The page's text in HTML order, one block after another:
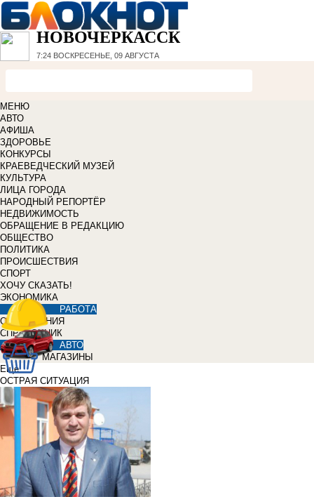
НОВОЧЕРКАССК
7:24 ВОСКРЕСЕНЬЕ, 09 АВГУСТА
МЕНЮ
АВТО
АФИША
ЗДОРОВЬЕ
КОНКУРСЫ
КРАЕВЕДЧЕСКИЙ МУЗЕЙ
КУЛЬТУРА
ЛИЦА ГОРОДА
НАРОДНЫЙ РЕПОРТЁР
НЕДВИЖИМОСТЬ
ОБРАЩЕНИЕ В РЕДАКЦИЮ
ОБЩЕСТВО
ПОЛИТИКА
ПРОИСШЕСТВИЯ
СПОРТ
ХОЧУ СКАЗАТЬ!
ЭКОНОМИКА
РАБОТА
ОБЪЯВЛЕНИЯ
СПРАВОЧНИК
АВТО
МАГАЗИНЫ
Еще
ОСТРАЯ СИТУАЦИЯ